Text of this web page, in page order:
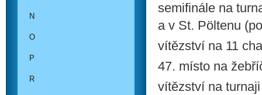
semifinále na
a v St. Pöltenu
vítězství na 11
47. místo na
vítězství na
N
O
P
R